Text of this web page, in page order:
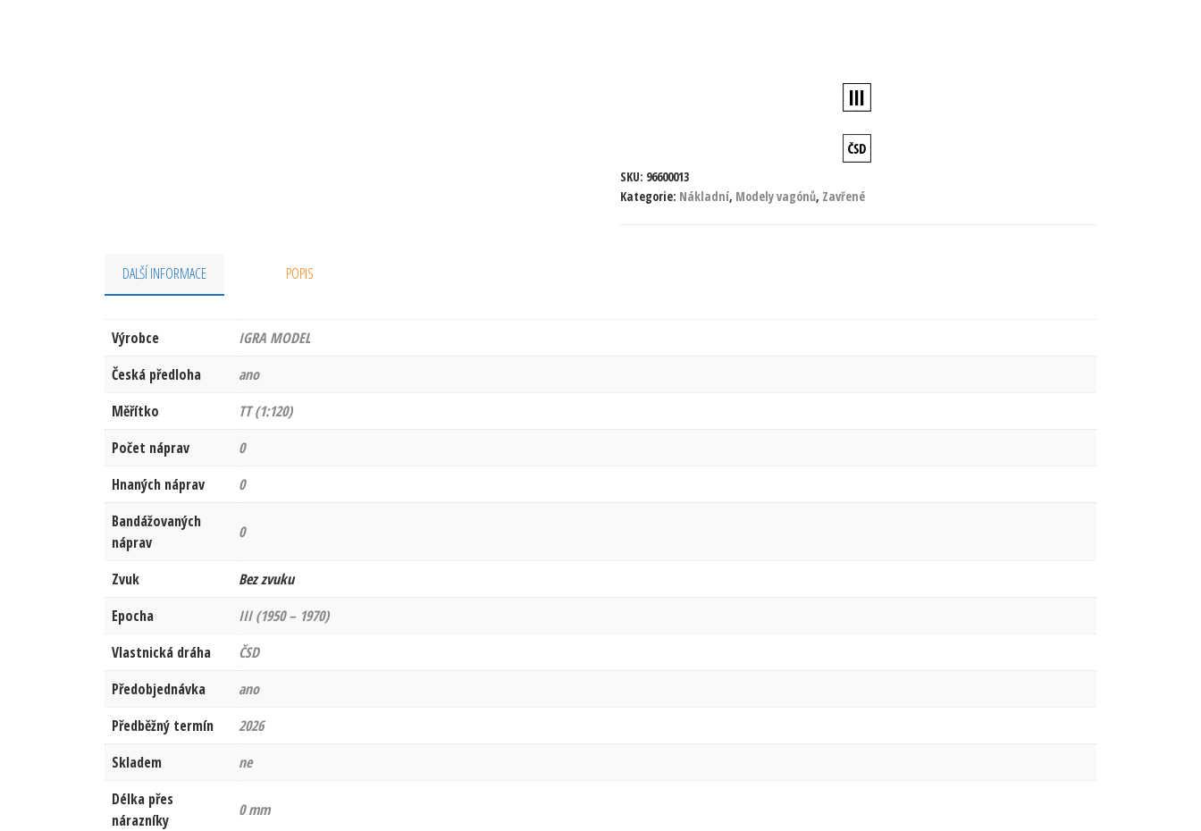
SKU: 96600013
Kategorie: Nákladní, Modely vagónů, Zavřené
DALŠÍ INFORMACE POPIS
Výrobce
IGRA MODEL
Česká předloha
ano
Měřítko
TT (1:120)
Počet náprav
0
Hnaných náprav
0
Bandážovaných
náprav
0
Zvuk
Bez zvuku
Epocha
III (1950 – 1970)
Vlastnická dráha
ČSD
Předobjednávka
ano
Předběžný termín
2026
Skladem
ne
Délka přes
nárazníky
0 mm